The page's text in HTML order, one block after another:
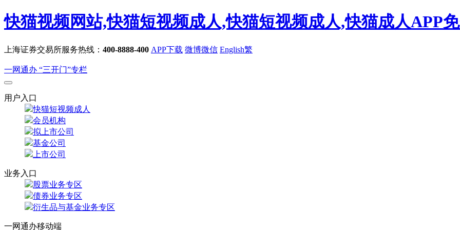
快猫视频网站,快猫短视频成人,快猫短视频成人,快猫成人APP
上海证券交易所服务热线： 400-8888-400 APP下载 微博微信 English繁
一网通办 “三开门”专栏
用户入口
快猫短视频成人
会员机构
拟上市公司
基金公司
上市公司
业务入口
股票业务专区
债券业务专区
衍生品与基金业务专区
一网通办移动端